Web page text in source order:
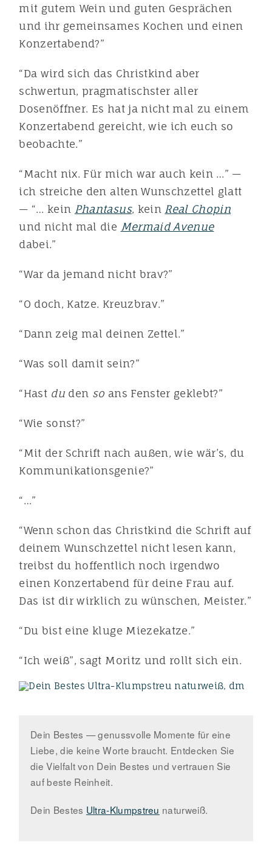
mit gutem Wein und guten Gesprächen
und ihr gemeinsames Kochen und einen
Konzertabend?”
“Da wird sich das Christkind aber
schwertun, pragmatischster aller
Dosenöffner. Es hat ja nicht mal zu einem
Konzertabend gereicht, wie ich euch so
beobachte.”
“Macht nix. Für mich war auch kein …” —
ich streiche den alten Wunschzettel glatt
— “… kein Phantasus, kein Real Chopin
und nicht mal die Mermaid Avenue
dabei.”
“War da jemand nicht brav?”
“O doch, Katze. Kreuzbrav.”
“Dann zeig mal deinen Zettel.”
“Was soll damit sein?”
“Hast du den so ans Fenster geklebt?”
“Wie sonst?”
“Mit der Schrift nach außen, wie wär’s, du
Kommunikationsgenie?”
“…”
“Wenn schon das Christkind die Schrift auf
deinem Wunschzettel nicht lesen kann,
treibst du hoffentlich noch irgendwo
einen Konzertabend für deine Frau auf.
Das ist dir wirklich zu wünschen, Meister.”
“Du bist eine kluge Miezekatze.”
“Ich weiß”, sagt Moritz und rollt sich ein.
Dein Bestes — genussvolle Momente für eine
Liebe, die keine Worte braucht. Entdecken Sie
die Vielfalt von Dein Bestes und vertrauen Sie
auf beste Reinheit.
Dein Bestes Ultra-Klumpstreu naturweiß.